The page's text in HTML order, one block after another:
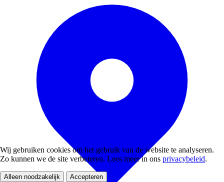
Wij gebruiken cookies om het gebruik van de website te analyseren.
Zo kunnen we de site verbeteren. Lees meer in ons privacybeleid.
Alleen noodzakelijk Accepteren